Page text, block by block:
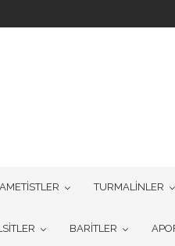
AMETİSTLER TURMALİNLER
BARİTLER